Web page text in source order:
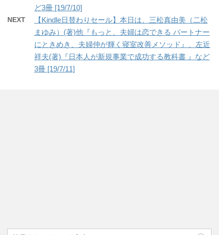
ど3冊 [19/7/10]
NEXT
【Kindle日替わりセール】本日は、三松真由美（二松
まゆみ）(著)他『もっと、夫婦は恋できる パートナー
にときめき、夫婦仲が輝く寝室改善メソッド』、左近
祥夫(著)『日本人が新規事業で成功する教科書 』など
3冊 [19/7/11]